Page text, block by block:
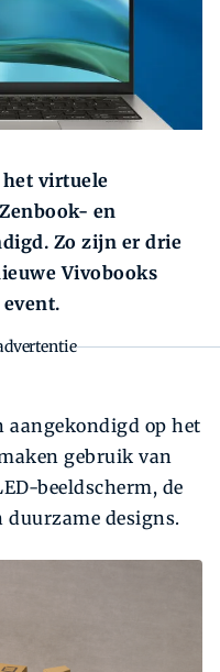
het virtuele
en
Zo zijn er drie
Vivobooks
aangekondigd op het
gebruik van
beeldscherm, de
duurzame designs.